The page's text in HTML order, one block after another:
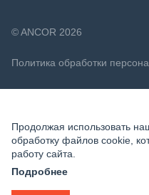
© ANCOR 2026
Политика обработки
Продолжая использовать
обработку файлов cookie,
работу сайта.
Подробнее